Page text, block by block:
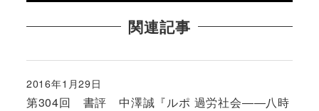
関連記事
第304回 書評 中澤誠『ルポ 過労社会――八時
投稿日
2016年1月29日